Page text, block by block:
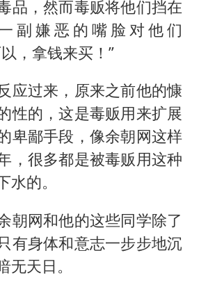
品，然而毒贩将他们挡在
副嫌恶的嘴脸对他们
，拿钱来买！”
应过来，原来之前他的慷
性的，这是毒贩用来扩展
卑鄙手段，像余朝网这样
，很多都是被毒贩用这种
的。
朝网和他的这些同学除了
有身体和意志一步步地沉
天日。